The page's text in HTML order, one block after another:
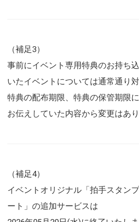
（補足3）
事前にイベント専用特典のお持ち
いたイベントについては通常通り
特典の配布期限、特典の保管期限
お伝えしていた内容から変更はあり
（補足4）
イベントオリジナル「拍手スタン
ート」の追加サービスは